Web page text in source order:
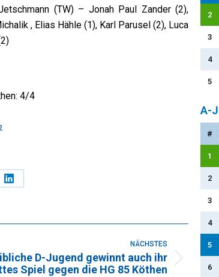
(TW) – Jonah Paul Zander (2),
, Elias Hähle (1), Karl Parusel (2), Luca
4/4
Share
LinkedIn
NÄCHSTES
D-Jugend gewinnt auch ihr
Spiel gegen die HG 85 Köthen
2
3
4
5
A-
#
1
2
3
4
5
6